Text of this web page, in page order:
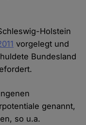
Holstein
vorgelegt und
Bundesland
genannt,
so u.a.